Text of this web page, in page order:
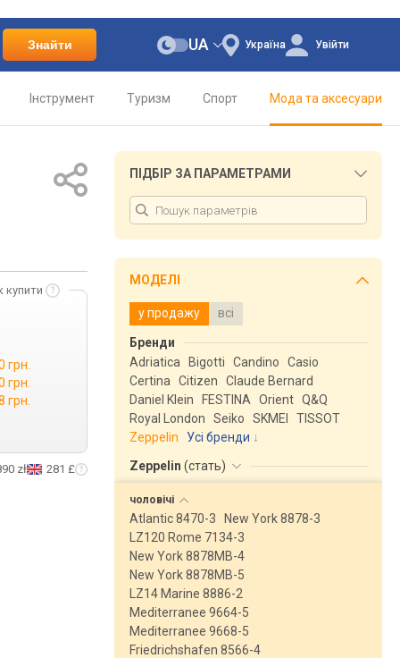
Знайти Україна
UA Увійти
Інструмент Туризм Спорт Мода та аксесуари
купити
грн.
грн.
грн.
zł 281 £
ПІДБІР ЗА ПАРАМЕТРАМИ
МОДЕЛІ
у продажу всі
Бренди
Adriatica
Bigotti Candino
Casio
Certina
Citizen
Claude Bernard
Daniel Klein
FESTINA Orient Q&Q
Royal London
Seiko SKMEI
TISSOT
Zeppelin
Усі бренди
Zeppelin (стать)
чоловічі
Atlantic 8470-3
New York 8878-3
LZ120 Rome 7134-3
New York 8878MB-4
New York 8878MB-5
LZ14 Marine 8886-2
Mediterranee 9664-5
Mediterranee 9668-5
Friedrichshafen 8566-4